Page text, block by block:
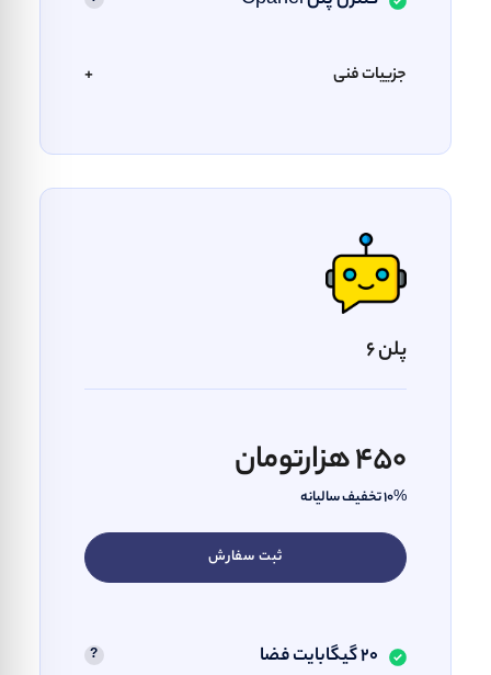
جزییات فنی +
پلن 6
450 هزارتومان
10% تخفیف سالیانه
ثبت سفارش
20 گیگابایت فضا